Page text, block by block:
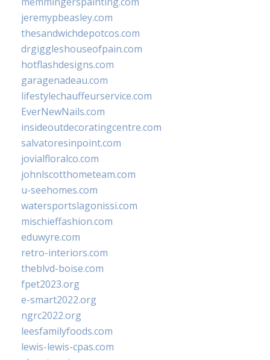
jeremypbeasley.com
thesandwichdepotcos.com
drgiggleshouseofpain.com
hotflashdesigns.com
garagenadeau.com
lifestylechauffeurservice.com
EverNewNails.com
insideoutdecoratingcentre.com
salvatoresinpoint.com
jovialfloralco.com
johnlscotthometeam.com
u-seehomes.com
watersportslagonissi.com
mischieffashion.com
eduwyre.com
retro-interiors.com
theblvd-boise.com
fpet2023.org
e-smart2022.org
ngrc2022.org
leesfamilyfoods.com
lewis-lewis-cpas.com